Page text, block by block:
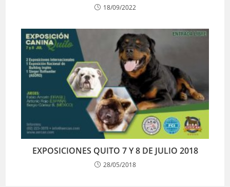
18/09/2022
EXPOSICIONES QUITO 7 Y 8 DE JULIO 2018
28/05/2018